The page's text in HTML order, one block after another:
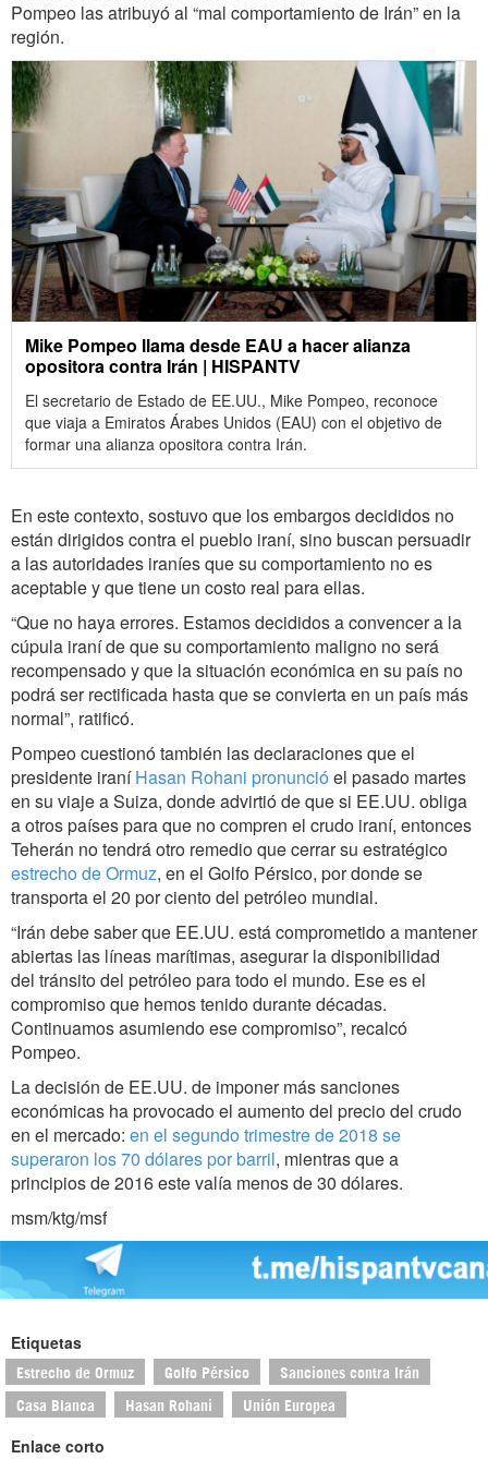
Pompeo las atribuyó al “mal comportamiento de Irán” en la
región.
Mike Pompeo llama desde EAU a hacer alianza
opositora contra Irán | HISPANTV
El secretario de Estado de EE.UU., Mike Pompeo, reconoce
que viaja a Emiratos Árabes Unidos (EAU) con el objetivo de
formar una alianza opositora contra Irán.
En este contexto, sostuvo que los embargos decididos no
están dirigidos contra el pueblo iraní, sino buscan persuadir
a las autoridades iraníes que su comportamiento no es
aceptable y que tiene un costo real para ellas.
“Que no haya errores. Estamos decididos a convencer a la
cúpula iraní de que su comportamiento maligno no será
recompensado y que la situación económica en su país no
podrá ser rectificada hasta que se convierta en un país más
normal”, ratificó.
Pompeo cuestionó también las declaraciones que el
presidente iraníHasan Rohani pronunció el pasado martes
en su viaje a Suiza, donde advirtió de que si EE.UU. obliga
a otros países para que no compren el crudo iraní, entonces
Teherán no tendrá otro remedio que cerrar su estratégico
estrecho de Ormuz, en el Golfo Pérsico, por donde se
transporta el 20 por ciento del petróleo mundial.
“Irán debe saber que EE.UU. está comprometido a mantener
abiertas las líneas marítimas, asegurar la disponibilidad
del tránsito del petróleo para todo el mundo. Ese es el
compromiso que hemos tenido durante décadas.
Continuamos asumiendo ese compromiso”, recalcó
Pompeo.
La decisión de EE.UU. de imponer más sanciones
económicas ha provocado el aumento del precio del crudo
en el mercado: en el segundo trimestre de 2018 se
superaron los 70 dólares por barril, mientras que a
principios de 2016 este valía menos de 30 dólares.
msm/ktg/msf
Etiquetas
Estrecho de Ormuz Golfo Pérsico Sanciones contra Irán
Casa Blanca Hasan Rohani Unión Europea
Enlace corto